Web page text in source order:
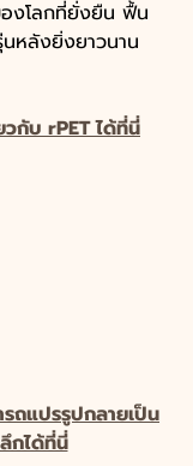
งโลกที่ยั่งยืน ฟื้น
หลังยิ่งยาวนาน
วกับ rPET ได้ที่นี่
ถแปรรูปกลายเป็น
กได้ที่นี่